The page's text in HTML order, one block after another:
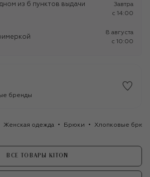
из 6 пунктов выдачи
Завтра
c 14:00
8 августа
c 10:00
бренды
Женская одежда Брюки Хлопковые
ВСЕ ТОВАРЫ KITON